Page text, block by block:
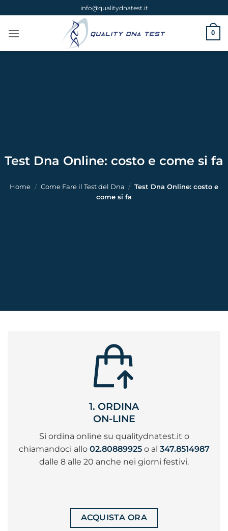
ai
contenuti
info@qualitydnatest.it
0
Test Dna Online: costo e come si fa
Home / Come Fare il Test del Dna / Test Dna Online: costo e
come si fa
1. ORDINA
ON-LINE
Si ordina online su qualitydnatest.it o
chiamandoci allo02.80889925o al 347.8514987
dalle 8 alle 20 anche nei giorni festivi.
ACQUISTA ORA